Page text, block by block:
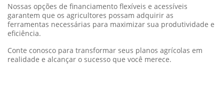
Nossas opções de financiamento flexíveis e acessíveis
garantem que os agricultores possam adquirir as
ferramentas necessárias para maximizar sua produtividade e
eficiência.
Conte conosco para transformar seus planos agrícolas em
realidade e alcançar o sucesso que você merece.